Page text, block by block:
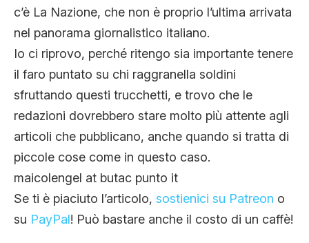
c’è La Nazione, che non è proprio l’ultima arrivata
nel panorama giornalistico italiano.
Io ci riprovo, perché ritengo sia importante tenere
il faro puntato su chi raggranella soldini
sfruttando questi trucchetti, e trovo che le
redazioni dovrebbero stare molto più attente agli
articoli che pubblicano, anche quando si tratta di
piccole cose come in questo caso.
maicolengel at butac punto it
Se ti è piaciuto l’articolo, sostienici su Patreon o
su PayPal! Può bastare anche il costo di un caffè!